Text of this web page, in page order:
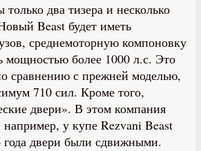
два тизера и несколько
Beast будет иметь
среднемоторную компоновку
мощностью более 1000 л.с. Это
сравнению с прежней моделью,
710 сил. Кроме того,
двери». В этом компания
например, у купе Rezvani Beast
года двери были сдвижными.